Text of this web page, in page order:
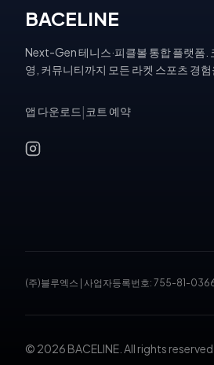
BACELINE
Next-Gen 테니스·피클볼 통합 플랫폼.
영, 커뮤니티까지 모든 라켓 스포츠 경
앱 다운로드 코트 예약
(주)블루엑스 사업자등록번호: 755-81-
© 2026 BACELINE. All rights reserved.